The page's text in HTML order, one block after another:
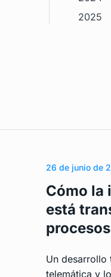
2025
26 de junio de
Cómo
está
procesos
Un
telemática y